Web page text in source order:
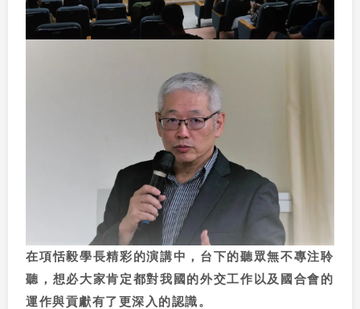
在項恬毅學長精彩的演講中，台下的聽眾無不專注聆
聽，想必大家肯定都對我國的外交工作以及國合會的
運作與貢獻有了更深入的認識。